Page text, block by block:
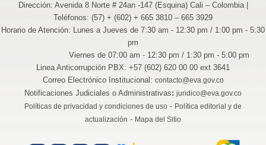
Dirección: Avenida 8 Norte # 24an -147 (Esquina) Cali – Colombia |
Teléfonos: (57) + (602) + 665 3810 – 665 3929
Horario de Atención: Lunes a Jueves de 7:30 am - 12:30 pm / 1:00 pm - 5:30
pm
Viernes de 07:00 am - 12:30 pm / 1:30 pm - 5:00 pm
Linea Anticorrupción PBX: +57 (602) 620 00 00 ext 3641
Correo Electrónico Institucional: contacto@eva.gov.co
Notificaciones Judiciales o Administrativas: juridico@eva.gov.co
Políticas de privacidad y condiciones de uso - Política editorial y de
actualización - Mapa del Sitio